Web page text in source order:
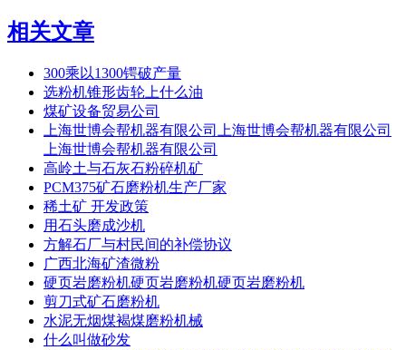
相关文章
300乘以1300锷破产量
选粉机锥形齿轮上什么油
煤矿设备贸易公司
上海世博会帮机器有限公司上海世博会帮机器有限公司
上海世博会帮机器有限公司
高岭土与石灰石粉碎机矿
PCM375矿石磨粉机生产厂家
稀土矿 开发政策
用石头磨成沙机
方解石厂与村民间的补偿协议
广西北海矿渣微粉
硬页岩磨粉机硬页岩磨粉机硬页岩磨粉机
剪刀式矿石磨粉机
水泥无烟煤褐煤磨粉机械
什么叫做砂发